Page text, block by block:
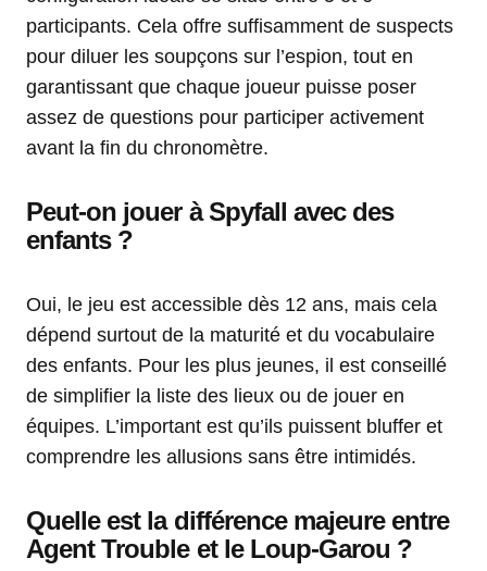
participants. Cela offre suffisamment de suspects
pour diluer les soupçons sur l’espion, tout en
garantissant que chaque joueur puisse poser
assez de questions pour participer activement
avant la fin du chronomètre.
Peut-on jouer à Spyfall avec des
enfants ?
Oui, le jeu est accessible dès 12 ans, mais cela
dépend surtout de la maturité et du vocabulaire
des enfants. Pour les plus jeunes, il est conseillé
de simplifier la liste des lieux ou de jouer en
équipes. L’important est qu’ils puissent bluffer et
comprendre les allusions sans être intimidés.
Quelle est la différence majeure entre
Agent Trouble et le Loup-Garou ?